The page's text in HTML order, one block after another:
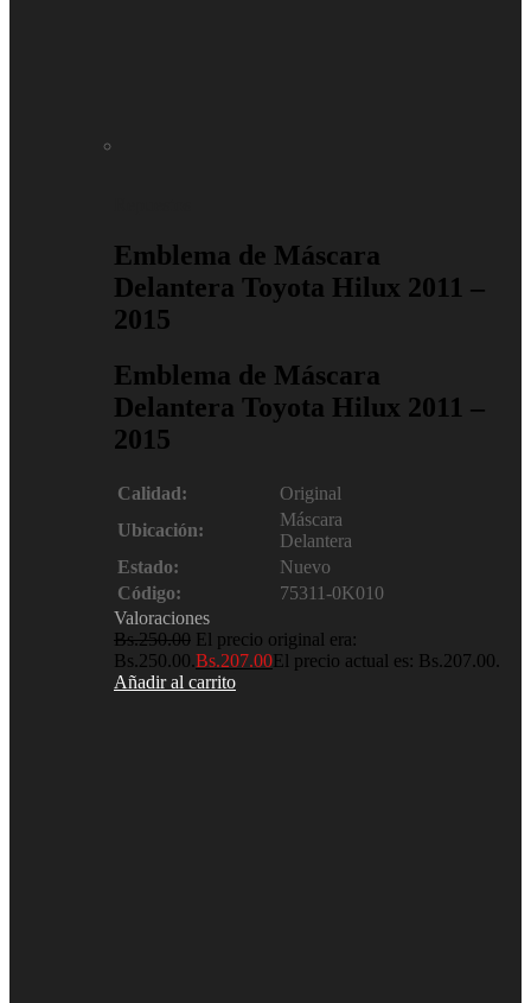
Emblema de Máscara
Delantera Toyota Hilux 2011 –
2015
Emblema de Máscara
Delantera Toyota Hilux 2011 –
2015
Calidad:
Original
Ubicación:
Máscara
Delantera
Estado:
Nuevo
Código:
75311-0K010
Valoraciones
Bs.250.00 El precio original era:
Bs.250.00.Bs.207.00El precio actual es: Bs.207.00.
Añadir al carrito